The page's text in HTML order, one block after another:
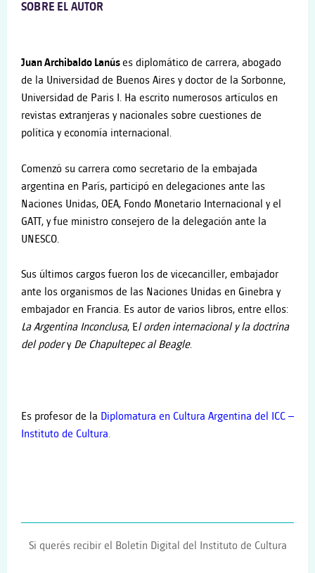
SOBRE EL AUTOR
Juan Archibaldo Lanúses diplomático de carrera, abogado
de la Universidad de Buenos Aires y doctor de la Sorbonne,
Universidad de Paris I. Ha escrito numerosos artículos en
revistas extranjeras y nacionales sobre cuestiones de
política y economía internacional.
Comenzó su carrera como secretario de la embajada
argentina en París, participó en delegaciones ante las
Naciones Unidas, OEA, Fondo Monetario Internacional y el
GATT, y fue ministro consejero de la delegación ante la
UNESCO.
Sus últimos cargos fueron los de vicecanciller, embajador
ante los organismos de las Naciones Unidas en Ginebra y
embajador en Francia. Es autor de varios libros, entre ellos:
La Argentina Inconclusa, El orden internacional y la doctrina
del podery De Chapultepec al Beagle.
Es profesor de la Diplomatura en Cultura Argentina del ICC –
Instituto de Cultura.
Si querés recibir el Boletín Digital del Instituto de Cultura